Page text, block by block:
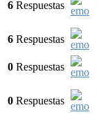
6 Respuestas
6 Respuestas
0 Respuestas
0 Respuestas